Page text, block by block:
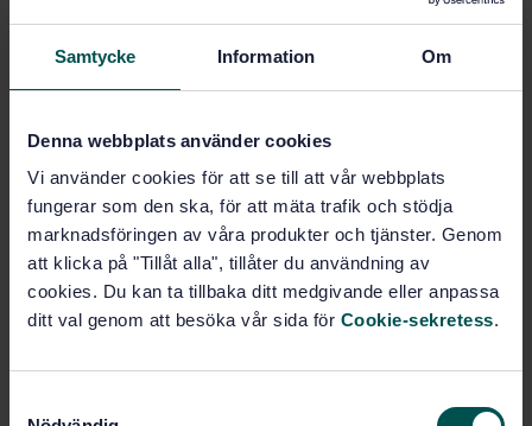
Samtycke Information Om
Denna webbplats använder cookies
Vi använder cookies för att se till att vår webbplats
fungerar som den ska, för att mäta trafik och stödja
marknadsföringen av våra produkter och tjänster. Genom
att klicka på "Tillåt alla", tillåter du användning av
cookies. Du kan ta tillbaka ditt medgivande eller anpassa
ditt val genom att besöka vår sida för Cookie-sekretess.
Saab
Saab
Sektionschef
Välkommen att höra av dig tillPatric Ridell, projektledare
på SIS för mer information.
Anmälan